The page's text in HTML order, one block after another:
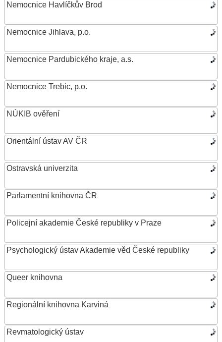
Nemocnice Havlíčkův Brod
Nemocnice Jihlava, p.o.
Nemocnice Pardubického kraje, a.s.
Nemocnice Trebic, p.o.
NÚKIB ověření
Orientální ústav AV ČR
Ostravská univerzita
Parlamentní knihovna ČR
Policejní akademie České republiky v Praze
Psychologický ústav Akademie věd České republiky
Queer knihovna
Regionální knihovna Karviná
Revmatologický ústav